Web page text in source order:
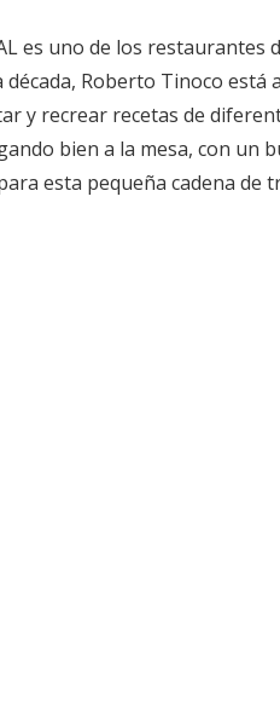
es uno de los restaurantes
década, Roberto Tinoco está
y recrear recetas de
bien a la mesa, con un
esta pequeña cadena de